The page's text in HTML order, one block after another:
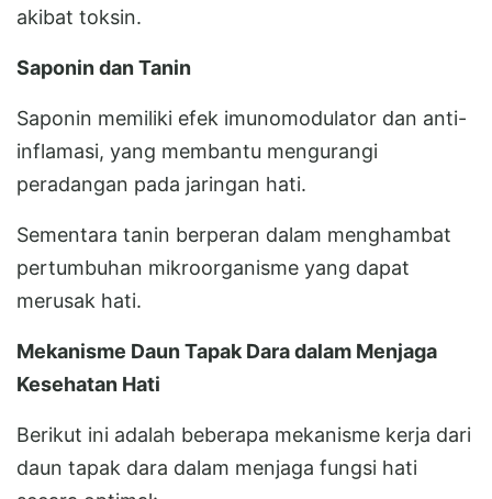
akibat toksin.
Saponin dan Tanin
Saponin memiliki efek imunomodulator dan anti-
inflamasi, yang membantu mengurangi
peradangan pada jaringan hati.
Sementara tanin berperan dalam menghambat
pertumbuhan mikroorganisme yang dapat
merusak hati.
Mekanisme Daun Tapak Dara dalam Menjaga
Kesehatan Hati
Berikut ini adalah beberapa mekanisme kerja dari
daun tapak dara dalam menjaga fungsi hati